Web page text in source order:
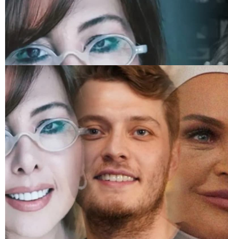
SEYHAN ERDAĞ YAZDI: Peki Mehmet Ali Erbil bu evliliği neden
yaptı?